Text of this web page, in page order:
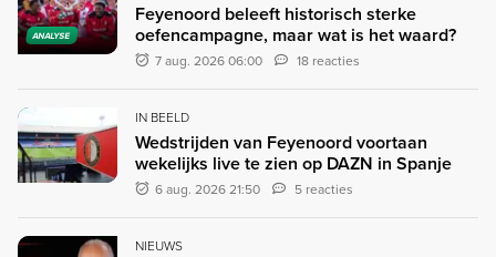
ANALYSE
Feyenoord beleeft historisch sterke
oefencampagne, maar wat is het waard?
7 aug. 2026 06:00 18 reacties
IN BEELD
Wedstrijden van Feyenoord voortaan
wekelijks live te zien op DAZN in Spanje
6 aug. 2026 21:50 5 reacties
NIEUWS